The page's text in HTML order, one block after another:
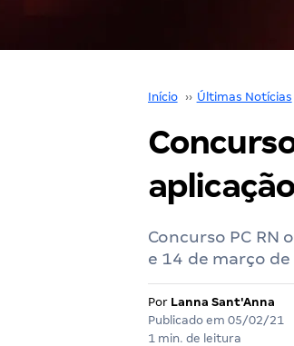
Início ›› Últimas Notícias
Concurso PC RN
e 14 de março
Por Lanna Sant'Anna
Publicado em 05/02/21
1 min. de leitura